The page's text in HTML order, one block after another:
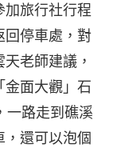
加旅行社行程
回停車處，對
老師建議，
面大觀」石
一路走到礁溪
，還可以泡個